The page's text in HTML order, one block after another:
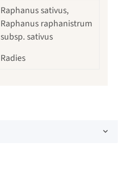
Raphanus sativus,
Raphanus raphanistrum
subsp. sativus
Radies